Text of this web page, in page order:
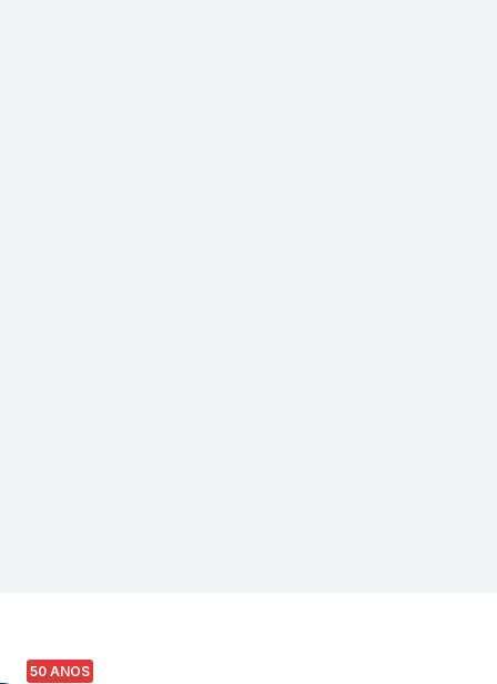
50 ANOS